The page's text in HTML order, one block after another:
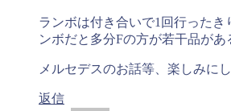
ランボは付き合いで1回行ったき
ンボだと多分Fの方が若干品があ
メルセデスのお話等、楽しみに
返信